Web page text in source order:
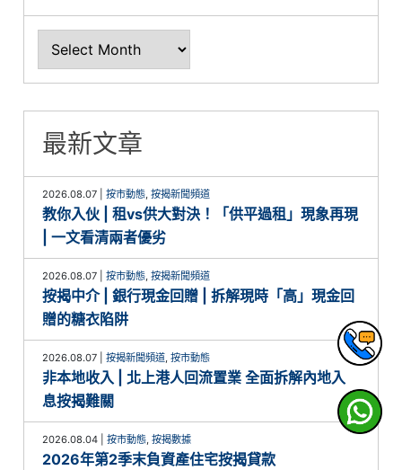
最新文章
2026.08.07 |按市動態,按揭新聞頻道
教你入伙 | 租vs供大對決！「供平過租」現象再現
| 一文看清兩者優劣
2026.08.07 |按市動態,按揭新聞頻道
按揭中介 | 銀行現金回贈 | 拆解現時「高」現金回
贈的糖衣陷阱
2026.08.07 |按揭新聞頻道,按市動態
非本地收入 | 北上港人回流置業 全面拆解內地入
息按揭難關
2026.08.04 |按市動態,按揭數據
2026年第2季末負資產住宅按揭貸款